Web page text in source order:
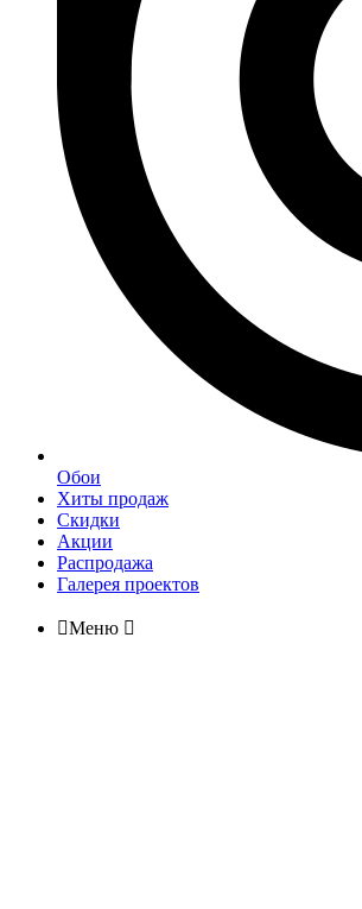
Обои
Хиты продаж
Скидки
Акции
Распродажа
Галерея проектов
Меню 